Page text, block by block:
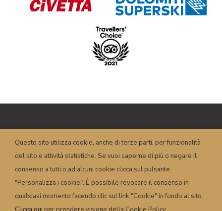
00658350251 – Piazza Dogliani, 19 – 32022
info@hotelposta.com
–
Powered by
Questo sito utilizza cookie, anche di terze parti, per funzionalità
del sito e attività statistiche. Se vuoi saperne di più o negare il
consenso a tutti o ad alcuni cookie clicca sul pulsante
"Personalizza i cookie". È possibile revocare il consenso in
qualsiasi momento facendo clic sul link "Cookie" in fondo al sito.